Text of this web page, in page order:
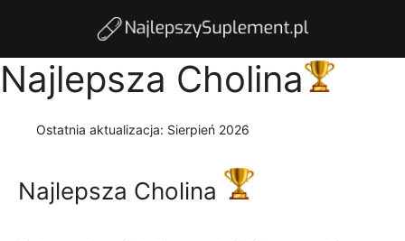
Najlepsza Cholina
Ostatnia aktualizacja: Sierpień 2026
Najlepsza Cholina